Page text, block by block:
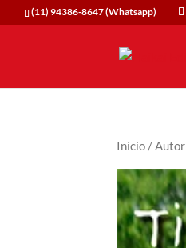
(11) 94386-8647 (Whatsapp)
Início /Autor